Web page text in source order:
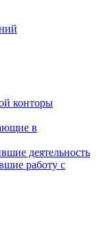
конторы
в
деятельность
работу с